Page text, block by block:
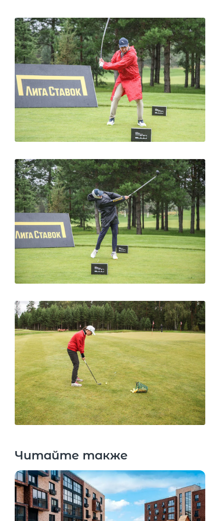
Читайте также